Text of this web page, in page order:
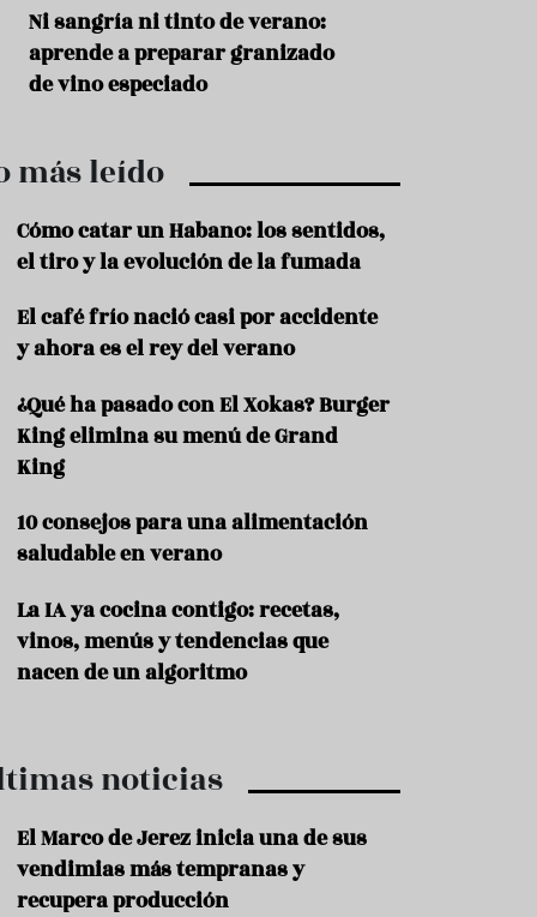
t
o
m
R
e
S
u
d
o
d
Ni sangría ni tinto de verano:
aprende a preparar granizado
de vino especiado
más leído
Cómo catar un Habano: los sentidos,
el tiro y la evolución de la fumada
El café frío nació casi por accidente
y ahora es el rey del verano
¿Qué ha pasado con El Xokas? Burger
King elimina su menú de Grand
King
10 consejos para una alimentación
saludable en verano
La IA ya cocina contigo: recetas,
vinos, menús y tendencias que
nacen de un algoritmo
noticias
El Marco de Jerez inicia una de sus
vendimias más tempranas y
recupera producción